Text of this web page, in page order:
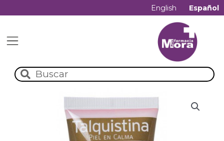
English Español